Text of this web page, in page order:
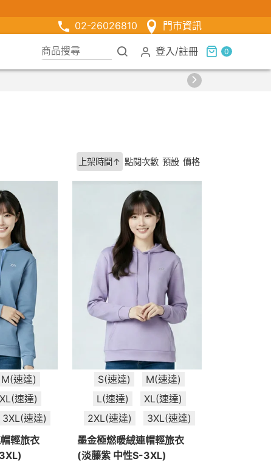
02-26026810
門市資訊
登入 /註冊 0
上架時間↑ 點閱次數 預設 價格
M(速達)
XL(速達)
3XL(速達)
輕旅衣
S(速達)
M(速達)
L(速達)
XL(速達)
2XL(速達)
3XL(速達)
墨金極燃暖絨連帽輕旅衣
(淡藤紫 中性S-3XL)